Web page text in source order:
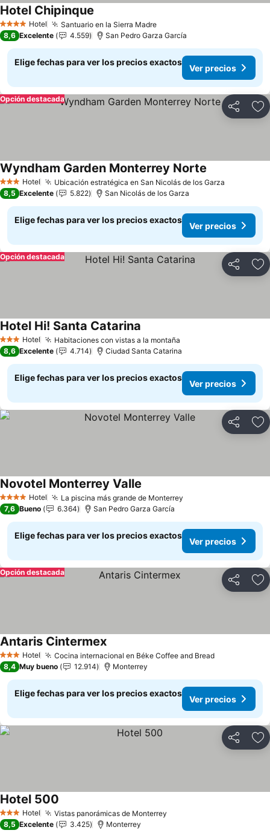
4 EstrellasHotel Santuario en la Sierra MadreVer precios
Hotel Chipinque
8,6 Excelente 4.559 San Pedro Garza García
Elige fechas para ver los precios exactos
Ver precios
Compartir
Opción destacada
3 Estrellas
Hotel Ubicación estratégica en San Nicolás de los Garza
Wyndham Garden Monterrey Norte
8,5 Excelente 5.822 San Nicolás de los Garza
Elige fechas para ver los precios exactos
Ver precios
Compartir
Opción destacada
3 Estrellas
Hotel Habitaciones con vistas a la montaña
Hotel Hi! Santa Catarina
8,6 Excelente 4.714 Ciudad Santa Catarina
Elige fechas para ver los precios exactos
Ver precios
Compartir
4 EstrellasHotel La piscina más grande de Monterrey
Novotel Monterrey Valle
7,6 Bueno 6.364 San Pedro Garza García
Elige fechas para ver los precios exactos
Ver precios
Compartir
Opción destacada
3 Estrellas
Hotel Cocina internacional en Béke Coffee and BreadVer precios
Antaris CintermexVer precios
8,4 Muy bueno 12.914 Monterrey
Elige fechas para ver los precios exactos
Ver precios
Compartir
3 Estrellas
Hotel Vistas panorámicas de Monterrey
Hotel 500
8,5 Excelente 3.425 Monterrey